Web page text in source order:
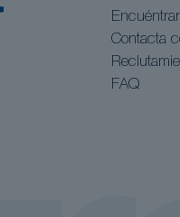
Contacta
FAQ